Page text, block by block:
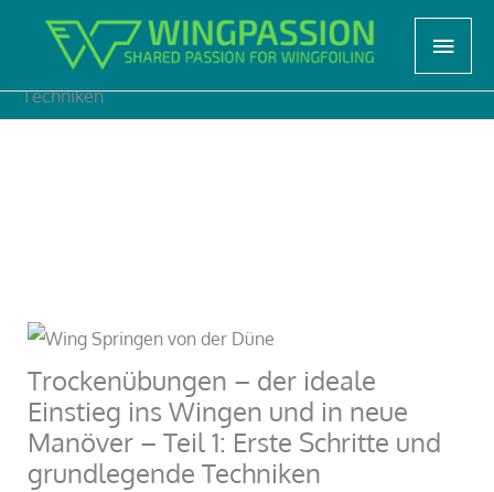
Start
Lernen, Tipps & Tricks
Trockenübungen – der ideale Einstieg ins Wingen und in
neue Manöver – Teil 1: Erste Schritte und grundlegende
Techniken
Trockenübungen – der ideale
Einstieg ins Wingen und in neue
Manöver – Teil 1: Erste Schritte und
grundlegende Techniken